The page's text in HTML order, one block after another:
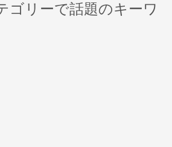
ゴリーで話題のキーワ